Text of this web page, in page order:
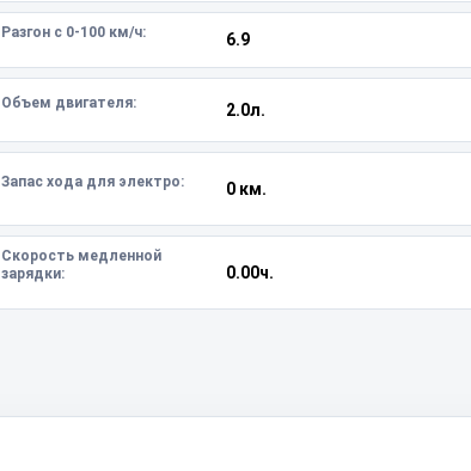
Разгон с 0-100 км/ч: 6.9
Объем двигателя: 2.0л.
Запас хода для электро: 0 км.
Скорость медленной
зарядки:
0.00ч.